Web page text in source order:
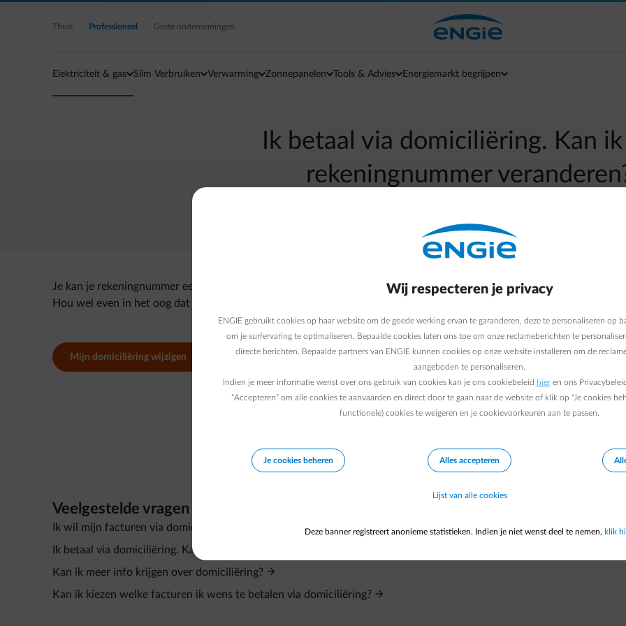
Ga naar de hoofdinhoud
Thuis Professioneel Grote ondernemingen
Elektriciteit & gas Slim Verbruiken Verwarming Zonnepanelen Tools & Advies Energiemarkt begrijpen
Ik betaal via domiciliëring. Kan
rekeningnummer
Terug naar contactpagina
Je kan je rekeningnummer eenvoudig online aanpassen. Van zodra dit gebeurd is, krijg je een beveiligde code om te
Hou wel even in het oog dat alle facturen betaald zijn in de overgangsperiode.
Mijn domiciliëring wijzigen
Veelgestelde vragen
Ik wil mijn facturen via domicliëring betalen.
Ik betaal via domiciliëring. Kan ik mijn voorschotfacturen op papier blijven ontvangen?
Kan ik meer info krijgen over domiciliëring?
Kan ik kiezen welke facturen ik wens te betalen via domiciliëring?
Wij respecteren je privacy
ENGIE gebruikt cookies op haar website om de goede werking ervan te garanderen, deze te personaliseren op
om je surfervaring te optimaliseren. Bepaalde cookies laten ons toe om onze reclameberichten te
directe berichten. Bepaalde partners van ENGIE kunnen cookies op onze website installeren om de
aangeboden te personaliseren.
Indien je meer informatie wenst over ons gebruik van cookies kan je ons cookiebeleid hieren ons
“Accepteren” om alle cookies te aanvaarden en direct door te gaan naar de website of klik op "Je cookies
functionele) cookies te weigeren en je cookievoorkeuren aan te passen.
Je cookies beheren Alles accepteren
Lijst van alle cookies
Deze banner registreert anonieme statistieken. Indien je niet wenst deel te nemen, klik